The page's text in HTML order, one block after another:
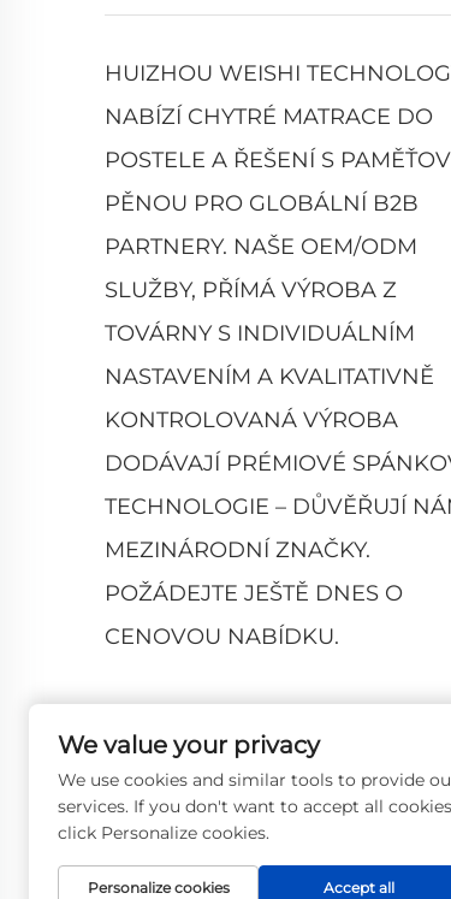
HUIZHOU WEISHI
NABÍZÍ CHYTRÉ MATRACE DO
POSTELE A ŘEŠENÍ S
PĚNOU PRO GLOBÁLNÍ B2B
PARTNERY. NAŠE OEM/ODM
SLUŽBY, PŘÍMÁ VÝROBA Z
TOVÁRNY S INDIVIDUÁLNÍM
NASTAVENÍM A KVALITATIVNĚ
KONTROLOVANÁ VÝROBA
DODÁVAJÍ PRÉMIOVÉ
TECHNOLOGIE – DŮVĚŘUJÍ
MEZINÁRODNÍ ZNAČKY.
POŽÁDEJTE JEŠTĚ DNES O
CENOVOU NABÍDKU.
We value your privacy
We use cookies and similar tools to provide
services. If you don't want to accept all
click Personalize cookies.
Personalize cookies Accept all